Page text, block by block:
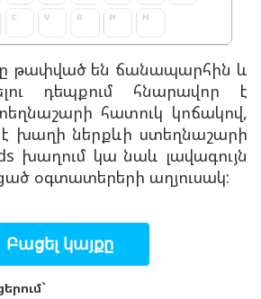
թափված են ճանապարհին և
դեպքում հնարավոր է
հատուկ կոճակով,
է խաղի ներքևի ստեղնաշարի
խաղում կա նաև լավագույն
օգտատերերի աղյուսակ:
Բացել կայքը